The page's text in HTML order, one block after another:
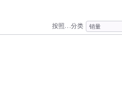
按照…分类